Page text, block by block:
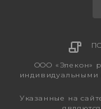
ООО «Элекон»
индивидуальными
Указанные на